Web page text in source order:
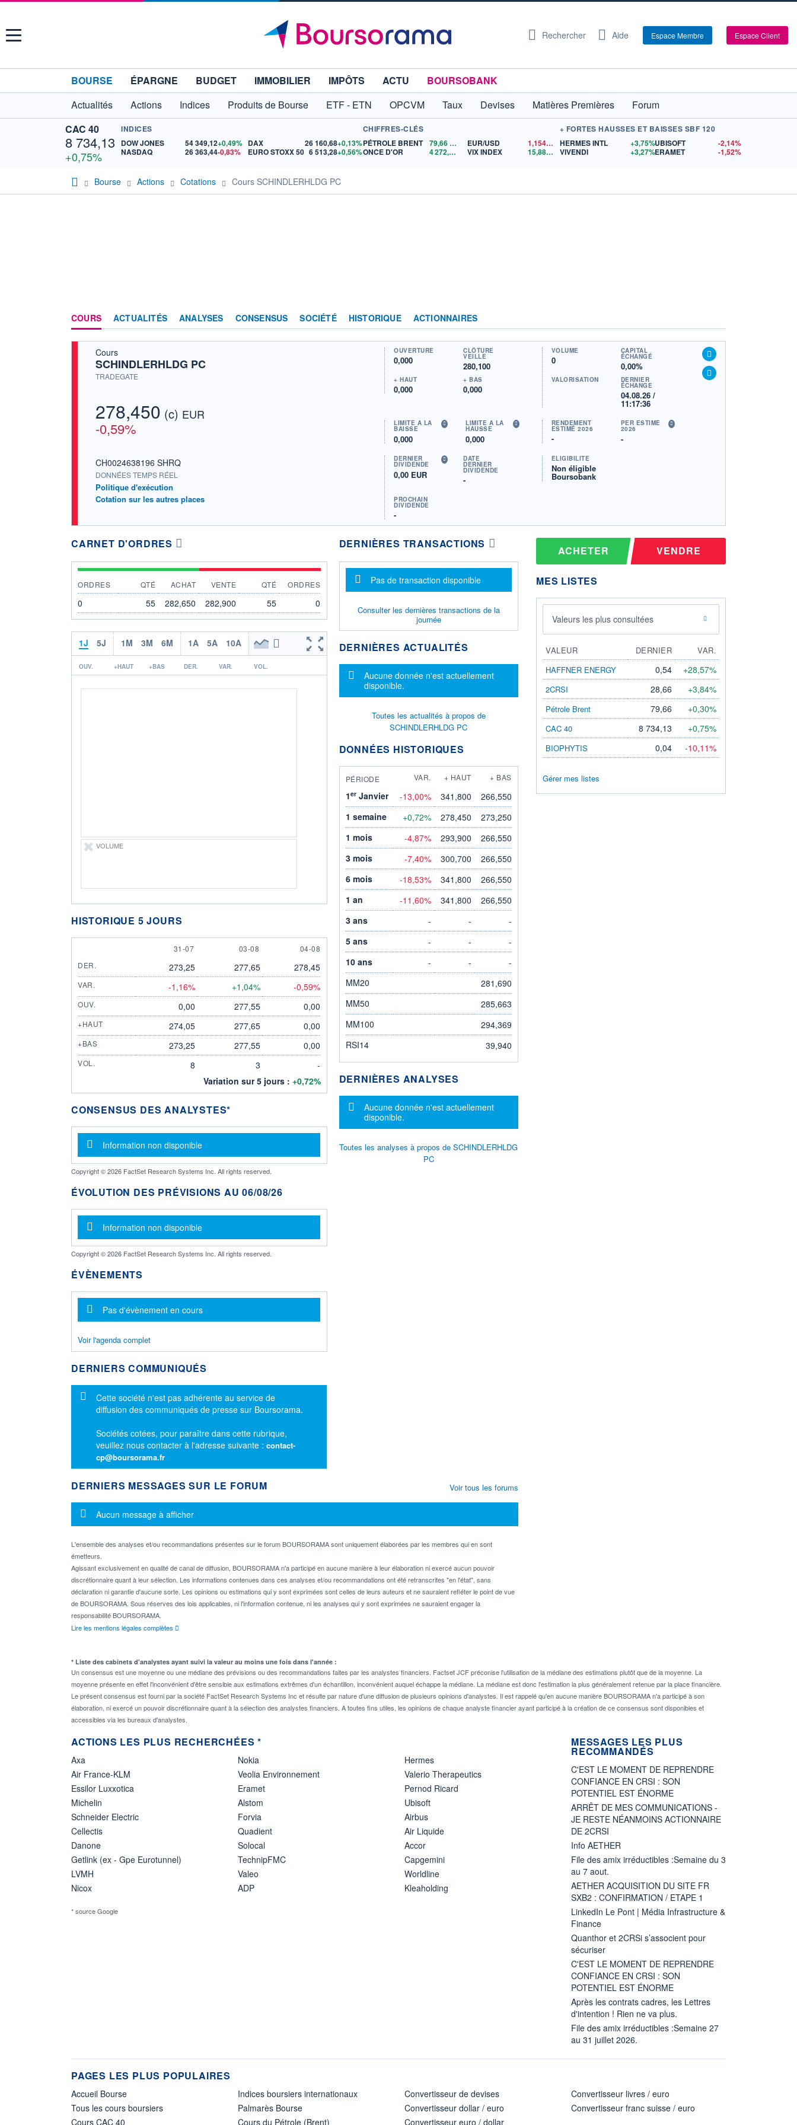
Menu Rechercher Aide Espace Membre Espace Client
BOURSE ÉPARGNE BUDGET IMMOBILIER IMPÔTS ACTU
BOURSOBANK
Actualités
Actions Indices Produits de Bourse ETF - ETN OPCVM Taux Devises Matières Premières
Forum
CAC 40
8 734,13
+0,75%
INDICES
DOW JONES
54 349,12+0,49%
NASDAQ
26 363,44-0,83%
DAX 26 160,68+0,13%
EURO STOXX 50 6 513,28+0,56%
CHIFFRES-CLÉS
PÉTROLE BRENT
79,66
ONCE D'OR
4 272,63 $US
EUR/USD 1,1540$US
VIX INDEX
15,88
$US
+ FORTES HAUSSES ET BAISSES SBF 120
HERMES INTL
+3,75%
VIVENDI
+3,27%
UBISOFT
-2,14%
ERAMET
-1,52%
Bourse Actions Cotations Cours SCHINDLERHLDG PC
COURS ACTUALITÉS ANALYSES CONSENSUS SOCIÉTÉ HISTORIQUE ACTIONNAIRES
Cours
SCHINDLERHLDG PC
TRADEGATE
278,450 (c) EUR
-0,59%
CH0024638196 SHRQ
DONNÉES TEMPS RÉEL
Politique d'exécution
Cotation sur les autres places
OUVERTURE
0,000
CLÔTURE
VEILLE
280,100
+ HAUT
0,000
+ BAS
0,000
VOLUME
0
CAPITAL
ÉCHANGÉ
0,00%
VALORISATION DERNIER
ÉCHANGE
04.08.26 /
11:17:36
LIMITE À LA
BAISSE
0,000
LIMITE À LA
HAUSSE
0,000
RENDEMENT
ESTIMÉ 2026
-
PER ESTIMÉ
2026
-
DERNIER
DIVIDENDE
0,00 EUR
DATE
DERNIER
DIVIDENDE
-
PROCHAIN
DIVIDENDE
-
ÉLIGIBILITÉ
Non éligible
Boursobank
CARNET D'ORDRES
ORDRES QTÉ ACHAT VENTE QTÉ ORDRES
0 55 282,650 282,900 55 0
1J 5J 1M 3M 6M 1A 5A 10A
OUV. +HAUT +BAS DER. VAR. VOL.
VOLUME
HISTORIQUE 5 JOURS
31 JULY
31-07 3 AUGUST
03-08 4 AUGUST
04-08
DER.
273,25 277,65 278,45
VAR. -1,16% +1,04% -0,59%
OUV. 0,00 277,55 0,00
+HAUT 274,05 277,65 0,00
+BAS 273,25 277,55 0,00
VOL. 8 3
-
Variation sur 5 jours : +0,72%
CONSENSUS DES ANALYSTES*
Message d'information
Information non disponible
Copyright © 2026 FactSet Research Systems Inc. All rights reserved.
ÉVOLUTION DES PRÉVISIONS AU 06/08/26
Message d'information
Information non disponible
Copyright © 2026 FactSet Research Systems Inc. All rights reserved.
ÉVÈNEMENTS
Message d'information
Pas d'évènement en cours
Voir l'agenda complet
DERNIERS COMMUNIQUÉS
Message d'information
Cette société n'est pas adhérente au service de
diffusion des communiqués de presse sur Boursorama.
Sociétés cotées, pour paraître dans cette rubrique,
veuillez nous contacter à l'adresse suivante : contact-
cp@boursorama.fr
DERNIÈRES TRANSACTIONS
Message d'information
Pas de transaction disponible
Consulter les dernières transactions de la
journée
DERNIÈRES ACTUALITÉS
Message d'information
Aucune donnée n'est actuellement
disponible.
Toutes les actualités à propos de
SCHINDLERHLDG PC
DONNÉES HISTORIQUES
PÉRIODE VAR. + HAUT + BAS
1erJanvier -13,00% 341,800
266,550
1 semaine
+0,72% 278,450
273,250
1 mois
-4,87% 293,900
266,550
3 mois
-7,40% 300,700
266,550
6 mois
-18,53% 341,800
266,550
1 an
-11,60% 341,800
266,550
3 ans
- -
-
5 ans
- -
-
10 ans
- -
-
MM20
281,690
MM50
285,663
MM100
294,369
RSI14
39,940
DERNIÈRES ANALYSES
Message d'information
Aucune donnée n'est actuellement
disponible.
Toutes les analyses à propos de SCHINDLERHLDG
PC
DERNIERS MESSAGES SUR LE FORUM
Message d'information
Aucun message à afficher
L'ensemble des analyses et/ou recommandations présentes sur le forum BOURSORAMA sont uniquement élaborées par les membres qui en sont
émetteurs.
Agissant exclusivement en qualité de canal de diffusion, BOURSORAMA n'a participé en aucune manière à leur élaboration ni exercé aucun pouvoir
discrétionnaire quant à leur sélection. Les informations contenues dans ces analyses et/ou recommandations ont été retranscrites "en l'état", sans
déclaration ni garantie d'aucune sorte. Les opinions ou estimations qui y sont exprimées sont celles de leurs auteurs et ne sauraient refléter le point de vue
de BOURSORAMA. Sous réserves des lois applicables, ni l'information contenue, ni les analyses qui y sont exprimées ne sauraient engager la
responsabilité BOURSORAMA.
Lire les mentions légales complètes
Voir tous les forums
ACHETER VENDRE
MES LISTES
Valeurs les plus consultées
VALEUR DERNIER
VAR.
HAFFNER ENERGY
0,54 +28,57%
2CRSI 28,66 +3,84%
Pétrole Brent 79,66 +0,30%
CAC 40 8 734,13 +0,75%
BIOPHYTIS 0,04 -10,11%
Gérer mes listes
* Liste des cabinets d'analystes ayant suivi la valeur au moins une fois dans l'année :
Un consensus est une moyenne ou une médiane des prévisions ou des recommandations faites par les analystes financiers. Factset JCF préconise l'utilisation de la médiane des estimations plutôt que de la moyenne. La
moyenne présente en effet l'inconvénient d'être sensible aux estimations extrêmes d'un échantillon, inconvénient auquel échappe la médiane. La médiane est donc l'estimation la plus généralement retenue par la place financière.
Le présent consensus est fourni par la société FactSet Research Systems Inc et résulte par nature d'une diffusion de plusieurs opinions d'analystes. Il est rappelé qu'en aucune manière BOURSORAMA n'a participé à son
élaboration, ni exercé un pouvoir discrétionnaire quant à la sélection des analystes financiers. A toutes fins utiles, les opinions de chaque analyste financier ayant participé à la création de ce consensus sont disponibles et
accessibles via les bureaux d'analystes.
ACTIONS LES PLUS RECHERCHÉES *
Axa
Air France-KLM
Essilor Luxxotica
Michelin
Schneider Electric
Cellectis
Danone
Getlink (ex - Gpe Eurotunnel)
LVMH
Nicox
Nokia
Veolia Environnement
Eramet
Alstom
Forvia
Quadient
Solocal
TechnipFMC
Valeo
ADP
Hermes
Valerio Therapeutics
Pernod Ricard
Ubisoft
Airbus
Air Liquide
Accor
Capgemini
Worldline
Kleaholding
* source Google
MESSAGES LES PLUS
RECOMMANDÉS
C'EST LE MOMENT DE REPRENDRE
CONFIANCE EN CRSI : SON
POTENTIEL EST ÉNORME
ARRÊT DE MES COMMUNICATIONS -
JE RESTE NÉANMOINS ACTIONNAIRE
DE 2CRSI
Info AETHER
File des amix irréductibles :Semaine du 3
au 7 aout.
AETHER ACQUISITION DU SITE FR
SXB2 : CONFIRMATION / ETAPE 1
LinkedIn Le Pont | Média Infrastructure &
Finance
Quanthor et 2CRSi s’associent pour
sécuriser
C'EST LE MOMENT DE REPRENDRE
CONFIANCE EN CRSI : SON
POTENTIEL EST ÉNORME
Après les contrats cadres, les Lettres
d'intention ! Rien ne va plus.
File des amix irréductibles :Semaine 27
au 31 juillet 2026.
PAGES LES PLUS POPULAIRES
Accueil Bourse
Tous les cours boursiers
Cours CAC 40
Indices boursiers internationaux
Palmarès Bourse
Cours du Pétrole (Brent)
Convertisseur de devises
Convertisseur dollar / euro
Convertisseur euro / dollar
Convertisseur livres / euro
Convertisseur franc suisse / euro